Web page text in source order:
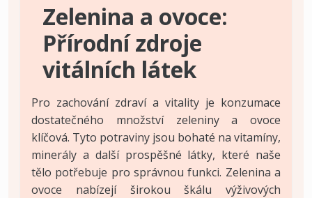
Zelenina a ovoce:
Přírodní zdroje
vitálních látek
Pro zachování zdraví a vitality je konzumace
dostatečného množství zeleniny a ovoce
klíčová. Tyto potraviny jsou bohaté na vitamíny,
minerály a další prospěšné látky, které naše
tělo potřebuje pro správnou funkci. Zelenina a
ovoce nabízejí širokou škálu výživových